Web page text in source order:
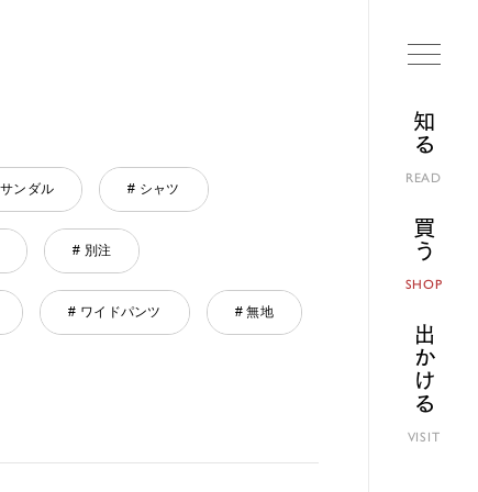
知る
READ
買う
SHOP
出かける
VISIT
ンダル # シャツ
# 別注
# ワイドパンツ # 無地